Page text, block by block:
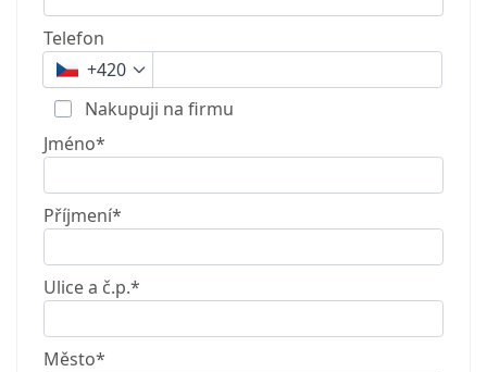
Telefon
+420
Nakupuji na firmu
Jméno*
Příjmení*
Ulice a č.p.*
Město*